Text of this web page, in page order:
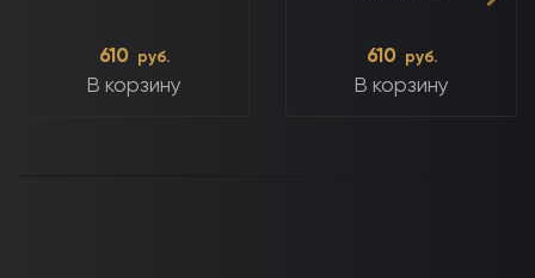
610 руб.
В корзину
610 руб.
В корзину